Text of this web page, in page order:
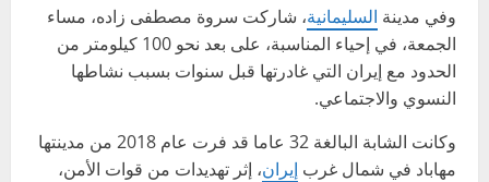
وفي مدينة السليمانية، شاركت سروة مصطفى زاده، مساء
الجمعة، في إحياء المناسبة، على بعد نحو 100 كيلومتر من
الحدود مع إيران التي غادرتها قبل سنوات بسبب نشاطها
النسوي والاجتماعي.
وكانت الشابة البالغة 32 عاما قد فرت عام 2018 من مدينتها
مهاباد في شمال غرب إيران، إثر تهديدات من قوات الأمن،